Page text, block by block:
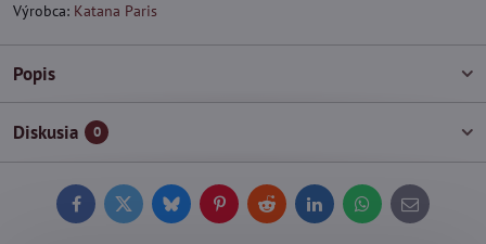
Výrobca: Katana Paris
Popis
Diskusia 0
FacebookTwitterBlueskyPinterestReddit LinkedInWhatsApp
E-
mail